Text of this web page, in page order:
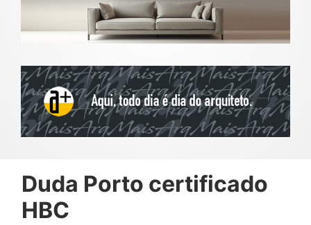
Duda Porto certificado
HBC